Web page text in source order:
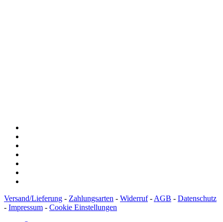
Versand/Lieferung - Zahlungsarten - Widerruf-AGB - Datenschutz
- Impressum - Cookie Einstellungen